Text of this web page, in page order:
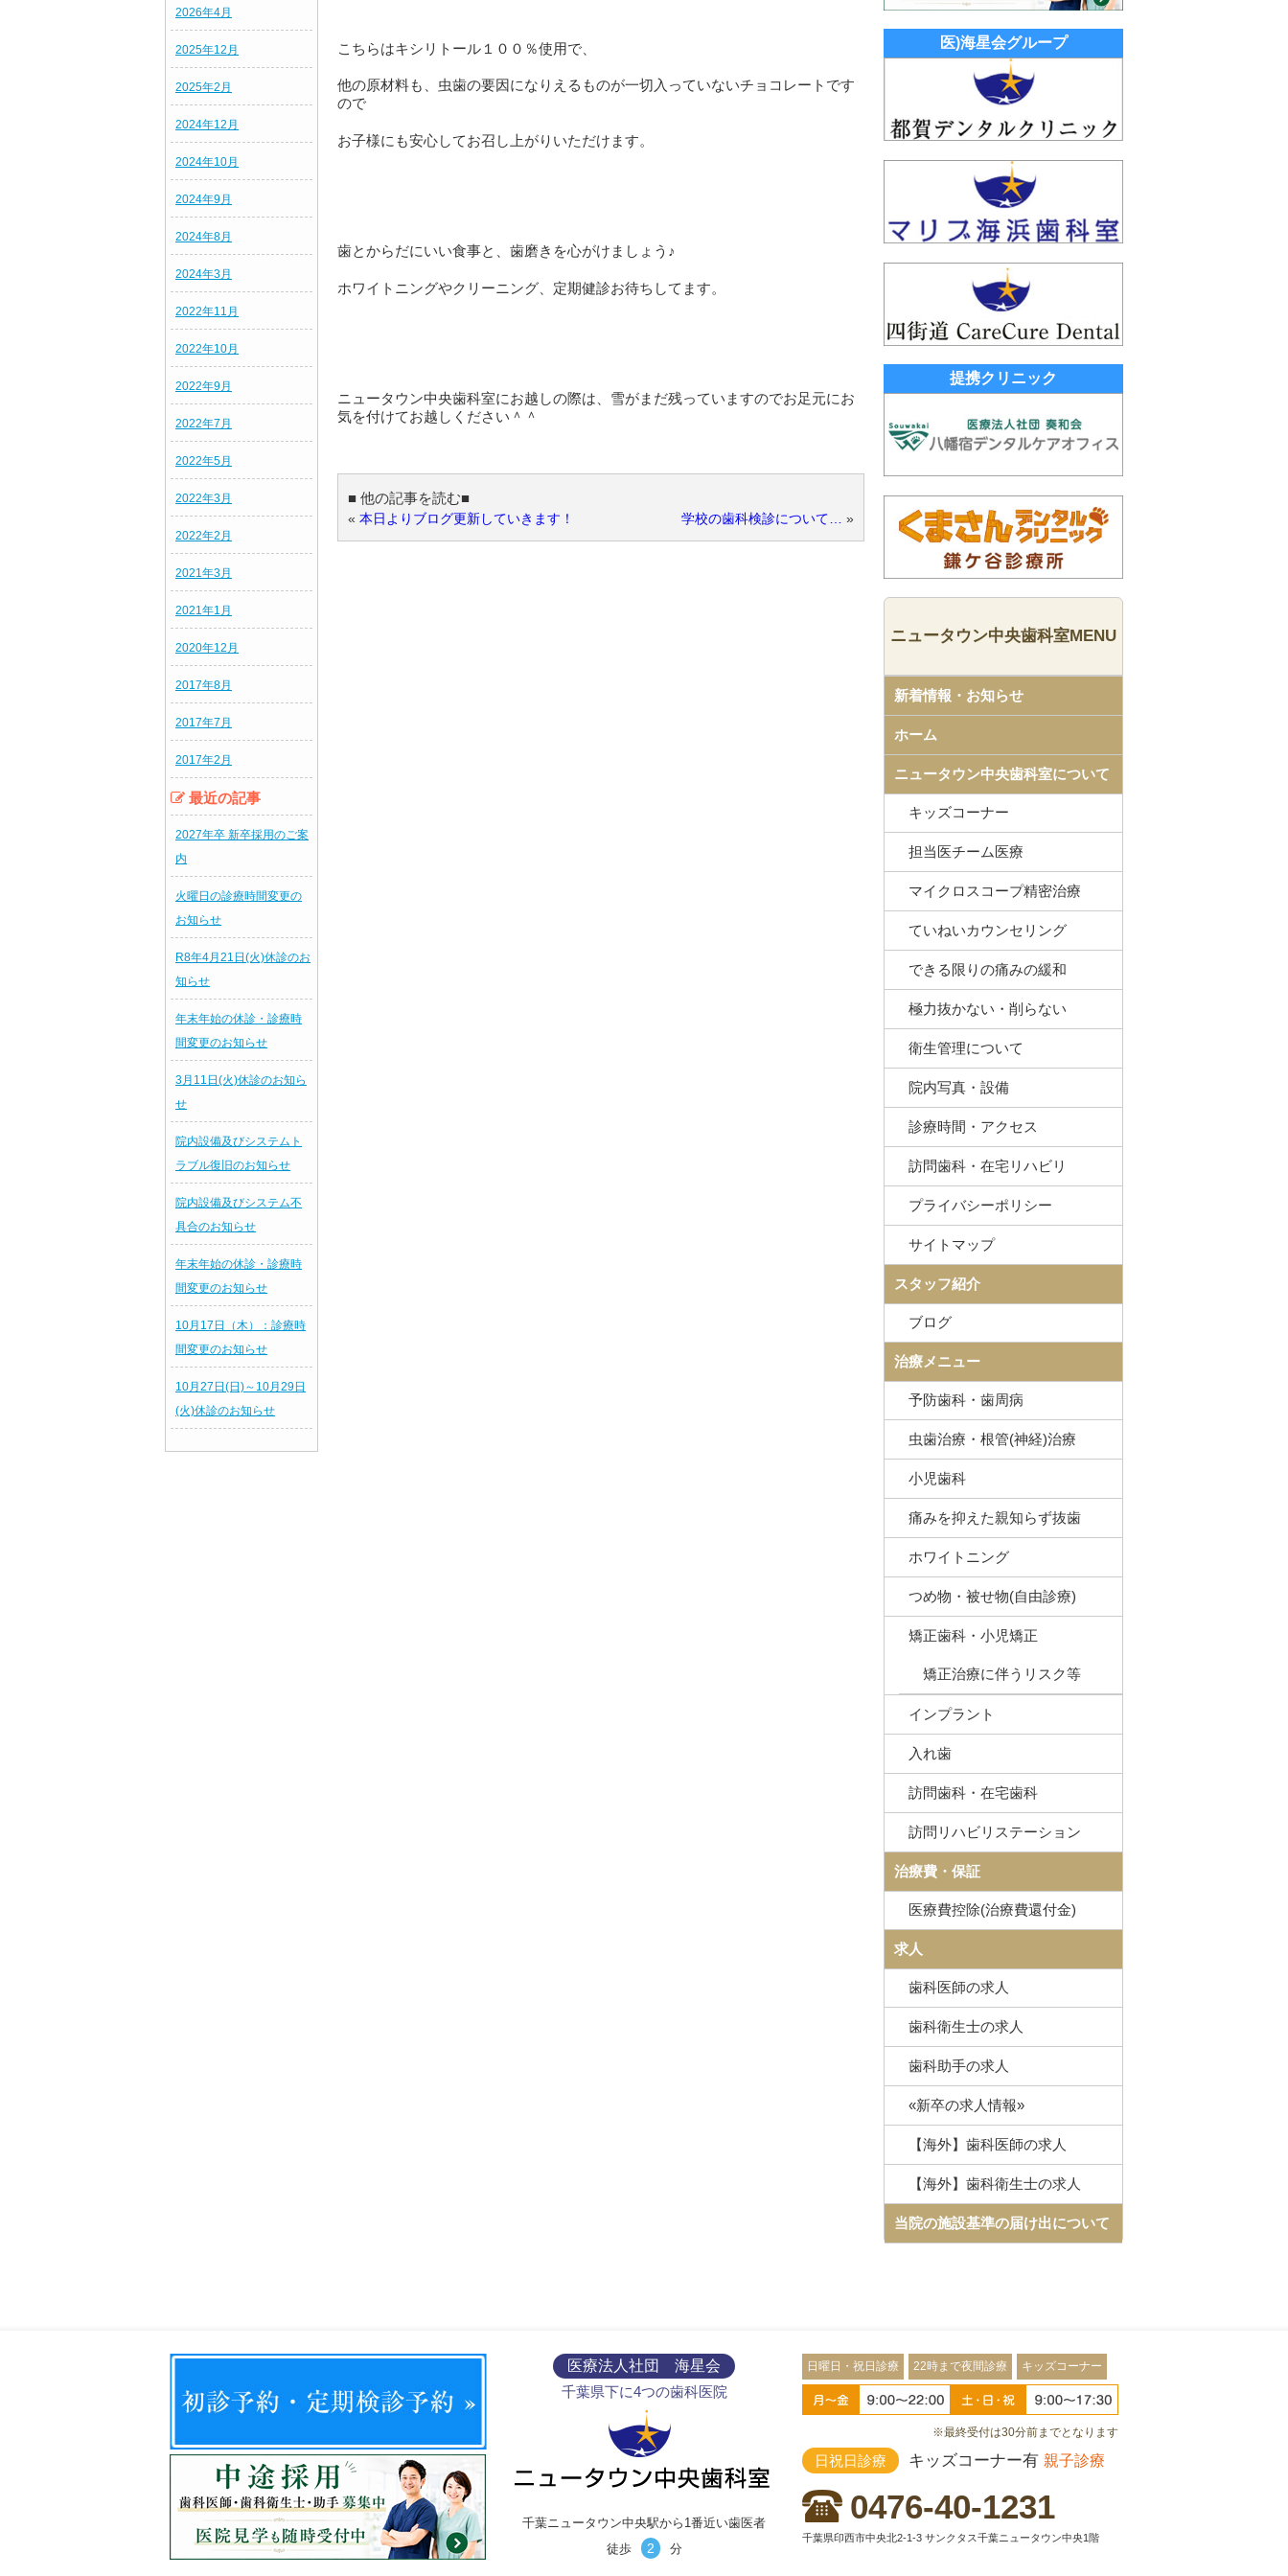
2026年4月
2025年12月
2025年2月
2024年12月
2024年10月
2024年9月
2024年8月
2024年3月
2022年11月
2022年10月
2022年9月
2022年7月
2022年5月
2022年3月
2022年2月
2021年3月
2021年1月
2020年12月
2017年8月
2017年7月
2017年2月
最近の記事
2027年卒 新卒採用のご案
内
火曜日の診療時間変更の
お知らせ
R8年4月21日(火)休診のお
知らせ
年末年始の休診・診療時
間変更のお知らせ
3月11日(火)休診のお知ら
せ
院内設備及びシステムト
ラブル復旧のお知らせ
院内設備及びシステム不
具合のお知らせ
年末年始の休診・診療時
間変更のお知らせ
10月17日（木）：診療時
間変更のお知らせ
10月27日(日)～10月29日
(火)休診のお知らせ
こちらはキシリトール１００％使用で、
他の原材料も、虫歯の要因になりえるものが一切入っていないチョコレートです
ので
お子様にも安心してお召し上がりいただけます。
歯とからだにいい食事と、歯磨きを心がけましょう♪
ホワイトニングやクリーニング、定期健診お待ちしてます。
ニュータウン中央歯科室にお越しの際は、雪がまだ残っていますのでお足元にお
気を付けてお越しください＾＾
■ 他の記事を読む■
« 本日よりブログ更新していきます！ 学校の歯科検診について… »
医)海星会グループ
提携クリニック
ニュータウン中央歯科室MENU
新着情報・お知らせ
ホーム
ニュータウン中央歯科室について
キッズコーナー
担当医チーム医療
マイクロスコープ精密治療
ていねいカウンセリング
できる限りの痛みの緩和
極力抜かない・削らない
衛生管理について
院内写真・設備
診療時間・アクセス
訪問歯科・在宅リハビリ
プライバシーポリシー
サイトマップ
スタッフ紹介
ブログ
治療メニュー
予防歯科・歯周病
虫歯治療・根管(神経)治療
小児歯科
痛みを抑えた親知らず抜歯
ホワイトニング
つめ物・被せ物(自由診療)
矯正歯科・小児矯正
矯正治療に伴うリスク等
インプラント
入れ歯
訪問歯科・在宅歯科
訪問リハビリステーション
治療費・保証
医療費控除(治療費還付金)
求人
歯科医師の求人
歯科衛生士の求人
歯科助手の求人
«新卒の求人情報»
【海外】歯科医師の求人
【海外】歯科衛生士の求人
当院の施設基準の届け出について
医療法人社団 海星会
千葉県下に4つの歯科医院
千葉ニュータウン中央駅から1番近い歯医者
徒歩
2 分
日曜日・祝日診療 22時まで夜間診療 キッズコーナー
※最終受付は30分前までとなります
日祝日診療 キッズコーナー有 親子診療
0476-40-1231
千葉県印西市中央北2-1-3 サンクタス千葉ニュータウン中央1階